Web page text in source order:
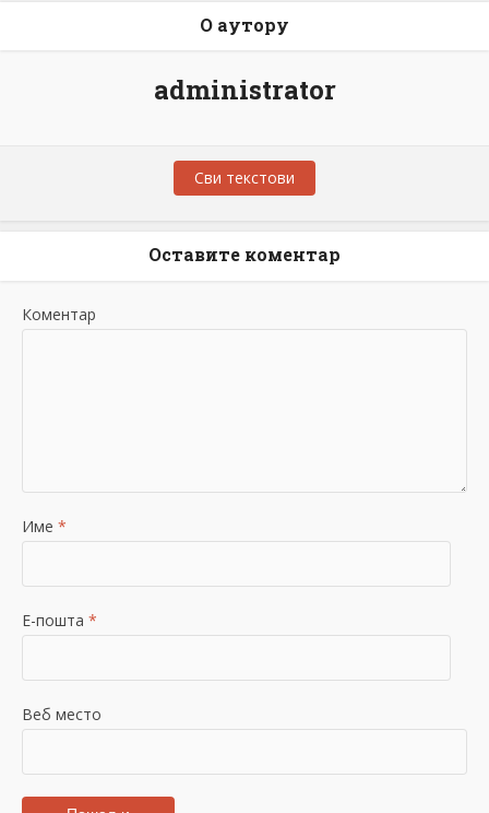
О аутору
administrator
Сви текстови
Оставите коментар
Коментар
Име *
Е-пошта *
Веб место